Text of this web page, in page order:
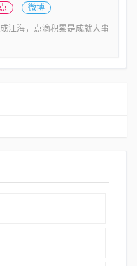
微博
江海，点滴积累是成就大事